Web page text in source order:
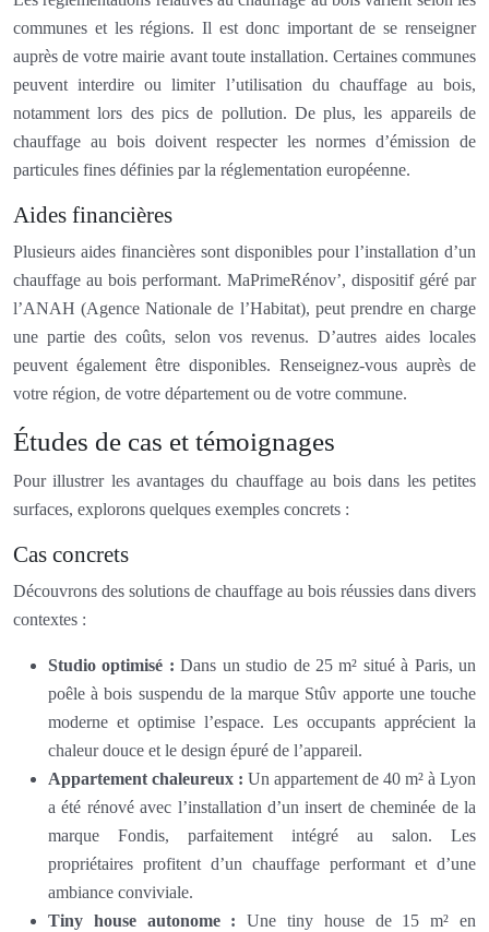
communes et les régions. Il est donc important de se renseigner
auprès de votre mairie avant toute installation. Certaines communes
peuvent interdire ou limiter l’utilisation du chauffage au bois,
notamment lors des pics de pollution. De plus, les appareils de
chauffage au bois doivent respecter les normes d’émission de
particules fines définies par la réglementation européenne.
Aides financières
Plusieurs aides financières sont disponibles pour l’installation d’un
chauffage au bois performant. MaPrimeRénov’, dispositif géré par
l’ANAH (Agence Nationale de l’Habitat), peut prendre en charge
une partie des coûts, selon vos revenus. D’autres aides locales
peuvent également être disponibles. Renseignez-vous auprès de
votre région, de votre département ou de votre commune.
Études de cas et témoignages
Pour illustrer les avantages du chauffage au bois dans les petites
surfaces, explorons quelques exemples concrets :
Cas concrets
Découvrons des solutions de chauffage au bois réussies dans divers
contextes :
Studio optimisé :Dans un studio de 25 m² situé à Paris, un
poêle à bois suspendu de la marque Stûv apporte une touche
moderne et optimise l’espace. Les occupants apprécient la
chaleur douce et le design épuré de l’appareil.
Appartement chaleureux : Un appartement de 40 m² à Lyon
a été rénové avec l’installation d’un insert de cheminée de la
marque Fondis, parfaitement intégré au salon. Les
propriétaires profitent d’un chauffage performant et d’une
ambiance conviviale.
Tiny house autonome :Une tiny house de 15 m² en